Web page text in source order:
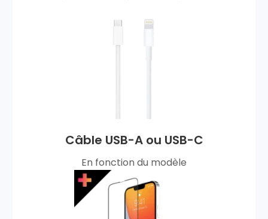
Câble USB-A ou USB-C
En fonction du modèle